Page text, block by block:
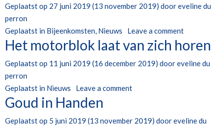
Geplaatst op 27 juni 2019 (13 november 2019) dooreveline du
perron
Geplaatst in Bijeenkomsten, Nieuws Leave a comment
Het motorblok laat van zich horen
Geplaatst op 11 juni 2019 (16 december 2019) dooreveline du
perron
Geplaatst in Nieuws Leave a comment
Goud in Handen
Geplaatst op 5 juni 2019 (13 november 2019) dooreveline du